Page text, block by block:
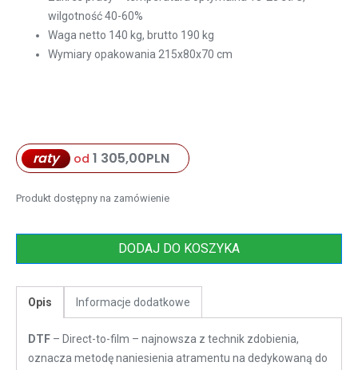
wilgotność 40-60%
Waga netto 140 kg, brutto 190 kg
Wymiary opakowania 215x80x70 cm
raty od 1 305,00PLN
Produkt dostępny na zamówienie
DODAJ DO KOSZYKA
Opis Informacje dodatkowe
DTF – Direct-to-film – najnowsza z technik zdobienia,
oznacza metodę naniesienia atramentu na dedykowaną do